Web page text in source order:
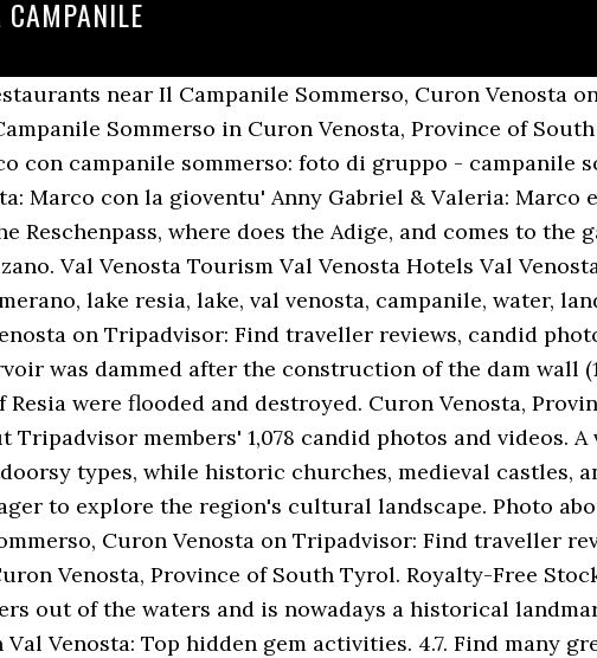
near Il Campanile Sommerso, Curon
Sommerso in Curon Venosta, Province of
con campanile sommerso: foto di gruppo - campanile
Marco con la gioventu' Anny Gabriel & Valeria:
Reschenpass, where does the Adige, and comes to
Val Venosta Tourism Val Venosta Hotels Val
lake resia, lake, val venosta, campanile, water,
on Tripadvisor: Find traveller reviews, candid
was dammed after the construction of the dam wall
were flooded and destroyed. Curon Venosta,
Tripadvisor members' 1,078 candid photos and
types, while historic churches, medieval castles,
to explore the region's cultural landscape. Photo
Curon Venosta on Tripadvisor: Find traveller
Venosta, Province of South Tyrol. Royalty-Free
out of the waters and is nowadays a historical
Venosta: Top hidden gem activities. 4.7. Find many